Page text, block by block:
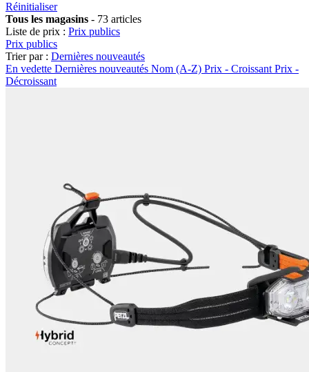
Réinitialiser
Tous les magasins - 73 articles
Liste de prix : Prix publics
Prix publics
Trier par : Dernières nouveautés
En vedette Dernières nouveautés Nom (A-Z) Prix - Croissant Prix -
Décroissant